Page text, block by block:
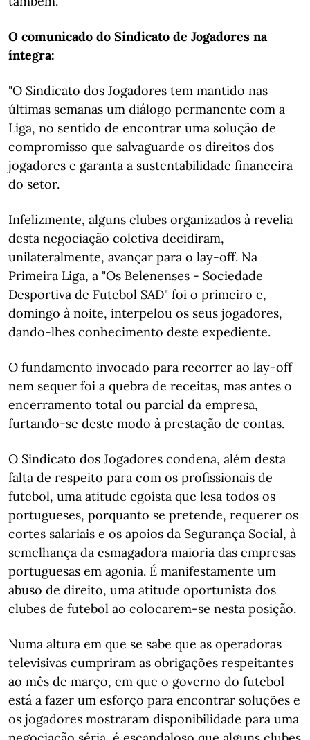
O comunicado do Sindicato de Jogadores na
íntegra:
"O Sindicato dos Jogadores tem mantido nas
últimas semanas um diálogo permanente com a
Liga, no sentido de encontrar uma solução de
compromisso que salvaguarde os direitos dos
jogadores e garanta a sustentabilidade financeira
do setor.
Infelizmente, alguns clubes organizados à revelia
desta negociação coletiva decidiram,
unilateralmente, avançar para o lay-off. Na
Primeira Liga, a "Os Belenenses - Sociedade
Desportiva de Futebol SAD" foi o primeiro e,
domingo à noite, interpelou os seus jogadores,
dando-lhes conhecimento deste expediente.
O fundamento invocado para recorrer ao lay-off
nem sequer foi a quebra de receitas, mas antes o
encerramento total ou parcial da empresa,
furtando-se deste modo à prestação de contas.
O Sindicato dos Jogadores condena, além desta
falta de respeito para com os profissionais de
futebol, uma atitude egoísta que lesa todos os
portugueses, porquanto se pretende, requerer os
cortes salariais e os apoios da Segurança Social, à
semelhança da esmagadora maioria das empresas
portuguesas em agonia. É manifestamente um
abuso de direito, uma atitude oportunista dos
clubes de futebol ao colocarem-se nesta posição.
Numa altura em que se sabe que as operadoras
televisivas cumpriram as obrigações respeitantes
ao mês de março, em que o governo do futebol
está a fazer um esforço para encontrar soluções e
os jogadores mostraram disponibilidade para uma